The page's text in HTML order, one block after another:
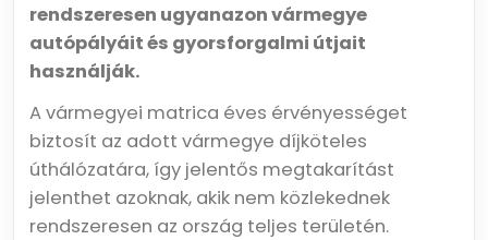
rendszeresen ugyanazon vármegye
autópályáit és gyorsforgalmi útjait
használják.
A vármegyei matrica éves érvényességet
biztosít az adott vármegye díjköteles
úthálózatára, így jelentős megtakarítást
jelenthet azoknak, akik nem közlekednek
rendszeresen az ország teljes területén.